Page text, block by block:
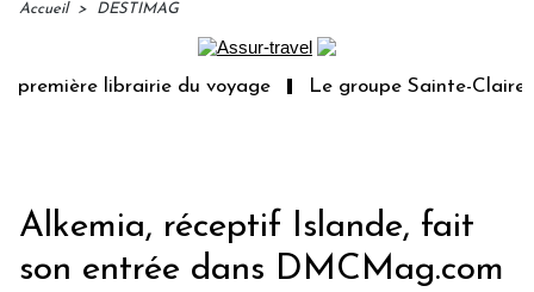
Accueil > DESTIMAG
librairie du voyage Le groupe Sainte-Claire
Alkemia, réceptif Islande, fait
son entrée dans DMCMag.com